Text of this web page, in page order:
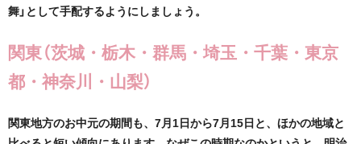
舞」として手配するようにしましょう。
関東（茨城・栃木・群馬・埼玉・千葉・東京
都・神奈川・山梨）
関東地方のお中元の期間も、7月1日から7月15日と、ほかの地域と